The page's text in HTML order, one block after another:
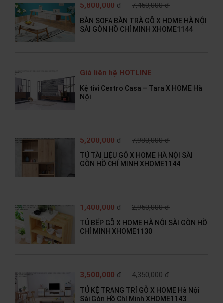
5,800,000 đ 7,450,000 đ
BÀN SOFA BÀN TRÀ GỖ X HOME HÀ NỘI
SÀI GÒN HỒ CHÍ MINH XHOME1144
Giá liên hệ HOTLINE
Kệ tivi Centro Casa – Tara X HOME Hà
Nội
5,200,000 đ 7,980,000 đ
TỦ TÀI LIỆU GỖ X HOME HÀ NỘI SÀI
GÒN HỒ CHÍ MINH XHOME1144
1,400,000 đ 2,950,000 đ
TỦ BẾP GỖ X HOME HÀ NỘI SÀI GÒN HỒ
CHÍ MINH XHOME1130
3,500,000 đ 4,350,000 đ
TỦ KỆ TRANG TRÍ GỖ X HOME Hà Nội
Sài Gòn Hồ Chí Minh XHOME1143